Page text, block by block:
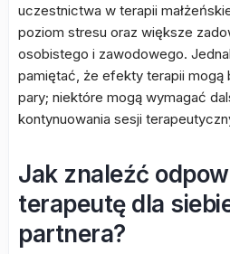
uczestnictwa w terapii
poziom stresu oraz większe
osobistego i zawodowego.
pamiętać, że efekty terapii mogą
pary; niektóre mogą wymagać
kontynuowania sesji
Jak znaleźć
terapeutę dla
partnera?